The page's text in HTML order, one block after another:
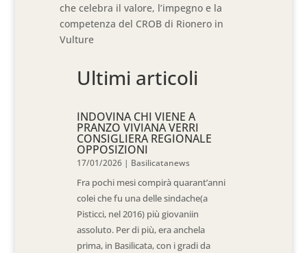
che celebra il valore, l’impegno e la
competenza del CROB di Rionero in
Vulture
Ultimi articoli
INDOVINA CHI VIENE A
PRANZO VIVIANA VERRI
CONSIGLIERA REGIONALE
OPPOSIZIONI
17/01/2026 | Basilicatanews
Fra pochi mesi compirà quarant’anni
colei che fu una delle sindache(a
Pisticci, nel 2016) più giovaniin
assoluto. Per di più, era anchela
prima, in Basilicata, con i gradi da